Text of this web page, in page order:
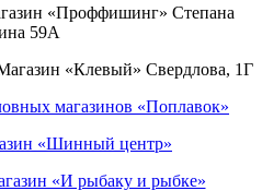
«Проффишинг» Степана
59А
«Клевый» Свердлова, 1Г
магазинов «Поплавок»
«Шинный центр»
«И рыбаку и рыбке»